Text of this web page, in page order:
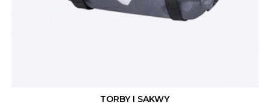
TORBY I SAKWY